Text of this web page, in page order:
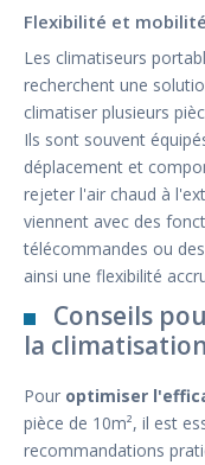
Flexibilité et mobilité
Les climatiseurs
recherchent une
climatiser plusieurs
Ils sont souvent
déplacement et
rejeter l'air chaud à
viennent avec des
télécommandes ou
ainsi une flexibilité
Conseils
la climatisation
Pour optimiser
pièce de 10m², il est
recommandations